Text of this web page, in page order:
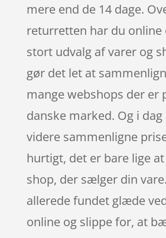
mere end de 14 dage.
returretten har du online
stort udvalg af varer og
gør det let at
mange webshops der er
danske marked. Og i
videre sammenligne
hurtigt, det er bare lige
shop, der sælger din
allerede fundet glæde
online og slippe for, at